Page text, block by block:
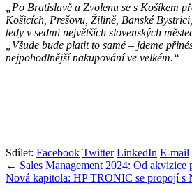
„Po Bratislavě a Zvolenu se s Košíkem
Košicích, Prešovu, Žilině, Banské
tedy v sedmi největších slovenských
„Všude bude platit to samé – jdeme
nejpohodlnější nakupování ve velkém.“
Sdílet: Facebook Twitter LinkedIn E-mail
Navigace
pro
← Sales Management 2024: Od akvizice
Nová kapitola: HP TRONIC se propojí